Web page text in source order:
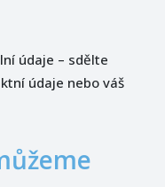
údaje – sdělte
údaje nebo váš